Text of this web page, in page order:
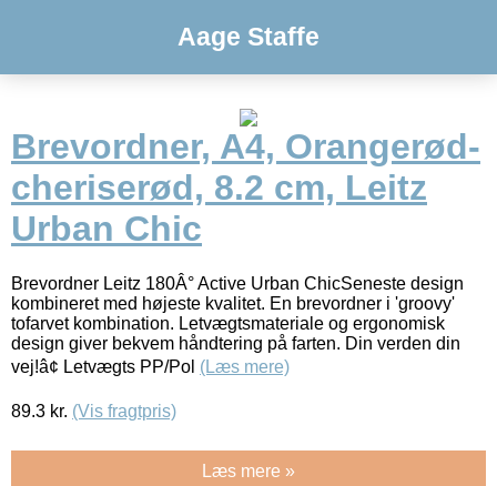
Aage Staffe
Brevordner, A4, Orangerød-
cheriserød, 8.2 cm, Leitz
Urban Chic
Brevordner Leitz 180Â° Active Urban ChicSeneste design
kombineret med højeste kvalitet. En brevordner i 'groovy'
tofarvet kombination. Letvægtsmateriale og ergonomisk
design giver bekvem håndtering på farten. Din verden din
vej!â¢ Letvægts PP/Pol (Læs mere)
89.3 kr. (Vis fragtpris)
Læs mere »